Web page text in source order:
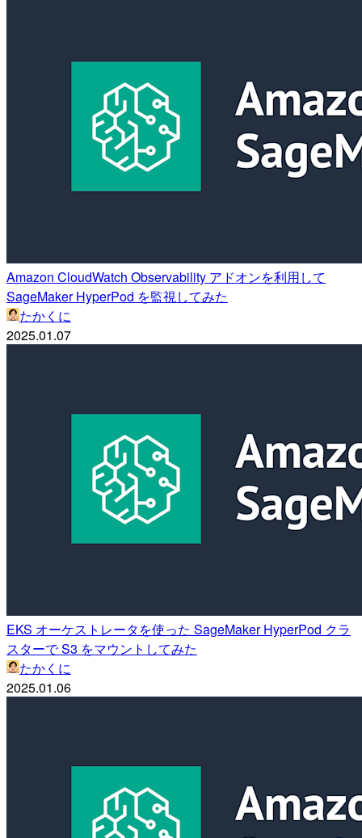
Amazon CloudWatch Observability アドオンを利用して
SageMaker HyperPod を監視してみた
たかくに
2025.01.07
EKS オーケストレータを使った SageMaker HyperPod クラ
スターで S3 をマウントしてみた
たかくに
2025.01.06